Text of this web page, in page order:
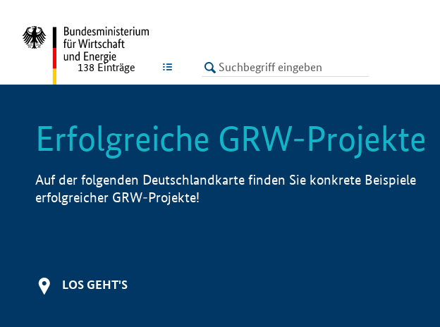
LISTE
138 Einträge
Erfolgreiche GRW-Projekte
Auf der folgenden Deutschlandkarte finden Sie konkrete Beispiele
erfolgreicher GRW-Projekte!
LOS GEHT'S